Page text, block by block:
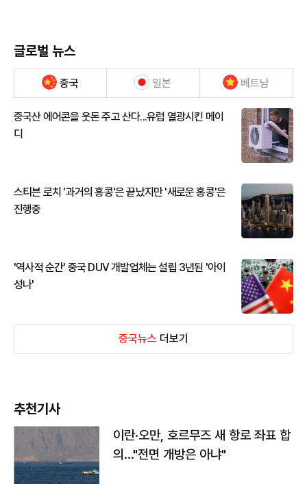
글로벌 뉴스
중국 일본 베트남
중국산 에어콘을 웃돈 주고 산다...유럽 열광시킨 메이
디
스티븐 로치 '과거의 홍콩'은 끝났지만 '새로운 홍콩'은
진행중
'역사적 순간' 중국 DUV 개발업체는 설립 3년된 '아이
성나'
중국뉴스 더보기
추천기사
이란·오만, 호르무즈 새 항로 좌표 합
의…"전면 개방은 아냐"